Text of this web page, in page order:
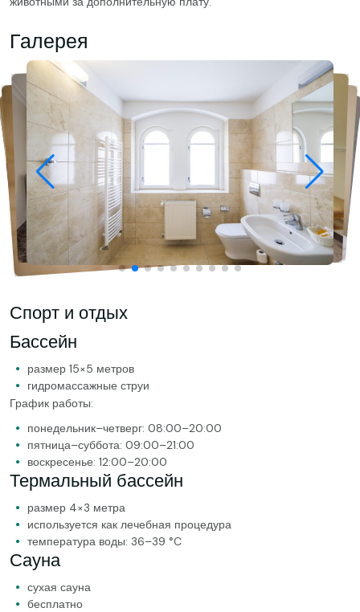
Галерея
Спорт и отдых
Бассейн
размер 15×5 метров
гидромассажные струи
График работы:
понедельник–четверг: 08:00–20:00
пятница–суббота: 09:00–21:00
воскресенье: 12:00–20:00
Термальный бассейн
размер 4×3 метра
используется как лечебная процедура
температура воды: 36–39 °C
Сауна
сухая сауна
бесплатно